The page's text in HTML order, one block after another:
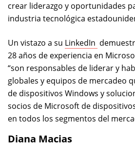
crear liderazgo y oportunidades
industria tecnológica
Un vistazo a su LinkedIn (opens in
28 años de experiencia en
“son responsables de liderar y
globales y equipos de mercadeo
de dispositivos Windows y
socios de Microsoft de
en todos los segmentos del
Diana Macias